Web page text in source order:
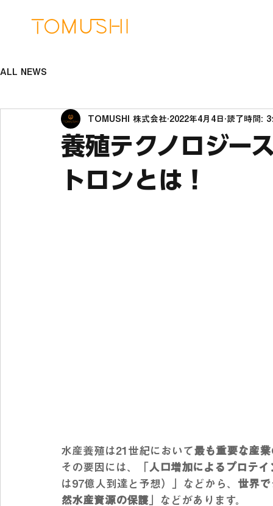
ALL NEWS
養殖テクノロジー
トロンとは！
TOMUSHI 株式会社 2022年4月4日 読了時間: 3
水産養殖は21世紀において最も重要な産
その要因には、「
人口増加によるプロテ
は97億人到達と予想）」などから、 世界
然水産資源の保護 」などがあります。